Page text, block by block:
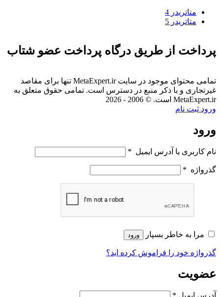
متاتريدر 4
متاتريدر 5
پرداخت از طریق درگاه پرداخت عضو شتاب
تمامی محتوای موجود در سایت MetaExpert.ir تنها برای مقاصد
غیرتجاری و با ذکر منبع در دسترس است. تمامی حقوق متعلق به
MetaExpert.ir است. © 2006 - 2026
ورود ثبت نام
ورود
نام کاربری یا آدرس ایمیل *
گذرواژه *
مرا به خاطر بسپار ورود
گذرواژه خود را فراموش کرده اید؟
عضویت
آدرس ایمیل *